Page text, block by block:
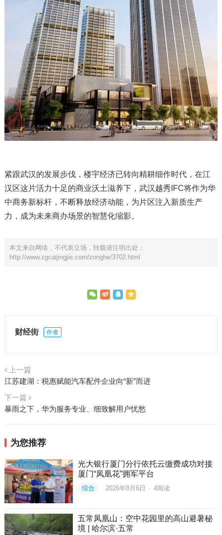
紧跟武汉的发展步伐，楼宇经济已转向精耕细作时代，在江
汉区这片活力十足的商业沃土滋养下，武汉越秀IFC将作为华
中商务新标杆，不断释放经济动能，为片区注入新质生产
力，成为未来商办场景的智慧化缩影。
本文来自网络，不代表立场，转载请注明出处：
http://www.zgcaijingjie.com/zonghe/3702.html
财经街 作者
上一篇
江苏建湖：税惠赋能汽车配件企业向“新”而进
下一篇
暴雨之下，华为服务专业、细致解用户忧愁
为您推荐
光大银行厦门分行依托云缴费成功对接
厦门“凤凰花”拥军平台
综合 2026年8月6日 · 4阅读
五常凤凰山：空中花园里的高山避暑秘
境 | 哈尔滨·五常